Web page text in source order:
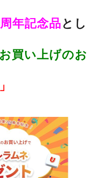
年記念品とし
買い上げのお